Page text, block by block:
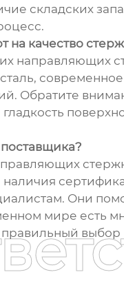
складских
на качество
направляющих
Обратите
гладкость
Они
мире есть
выбор